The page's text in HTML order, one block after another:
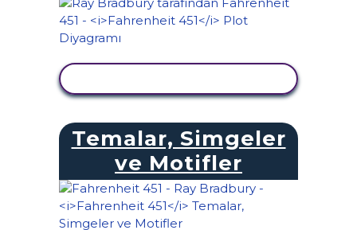
Temalar, Simgeler
ve Motifler